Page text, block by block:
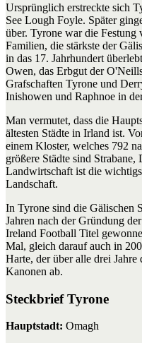
Ursprünglich erstreckte sich
See Lough Foyle. Später
über. Tyrone war die
Familien, die stärkste der
in das 17. Jahrhundert
Owen, das Erbgut der
Grafschaften Tyrone und
Inishowen und Raphnoe in
Man vermutet, dass die
ältesten Städte in Irland ist.
einem Kloster, welches 792
größere Städte sind
Landwirtschaft ist die
Landschaft.
In Tyrone sind die Gälischen
Jahren nach der Gründung
Ireland Football Titel
Mal, gleich darauf auch in
Harte, der über alle drei Jahre
Kanonen ab.
Steckbrief Tyrone
Hauptstadt: Omagh